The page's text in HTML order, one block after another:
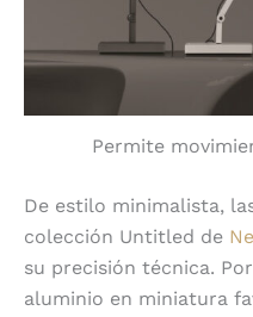
Permite
De estilo minimalista,
colección Untitled de
su precisión técnica.
aluminio en miniatura